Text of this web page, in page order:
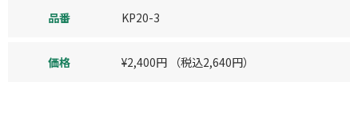
品番 KP20-3
価格 ¥2,400円 （税込2,640円）